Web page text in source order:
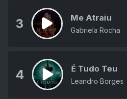
3 Me Atraiu
Gabriela Rocha
4 É Tudo Teu
Leandro Borges